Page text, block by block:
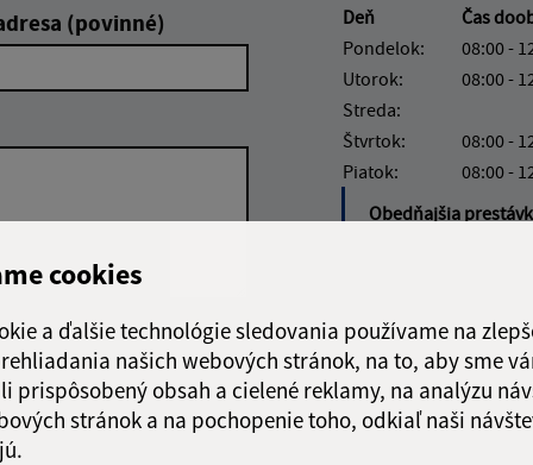
cookies
a ďalšie technológie sledovania používame na
našich webových stránok, na to, aby sme
prispôsobený obsah a cielené reklamy, na analýzu
stránok a na pochopenie toho, odkiaľ naši
(povinné)
Google reCaptcha Response
Odoslať správu
Deň Čas
Pondelok:
08:00 -
Utorok:
08:00 -
Streda:
Štvrtok:
08:00 -
Piatok:
08:00 -
Obedňajšia